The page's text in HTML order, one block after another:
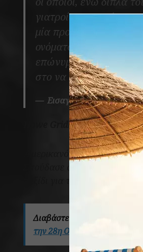
γιατροί με
μία προσπάθεια να
ονόματος αυτών των
επώνυμων
στο να είμαστε σήμερα
Εισαγωγικό σημείωμα
Howe Gridley Samuel,
Αμερικανός γιατρός, ο
Σπούδασε στο
Διαβάστε επίσης:
Η
την 28η Οκτωβρίου 1940.